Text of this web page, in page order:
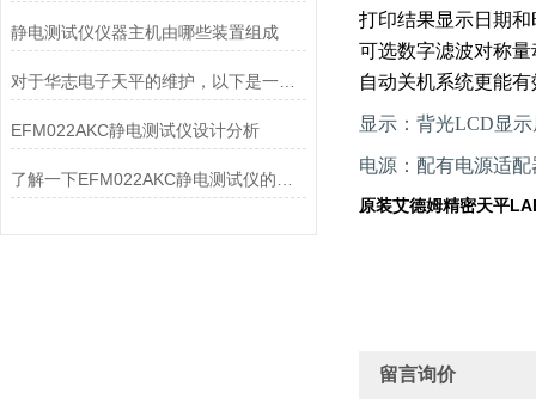
静电测试仪仪器主机由哪些装置组成
对于华志电子天平的维护，以下是一些建议和注意事项
EFM022AKC静电测试仪设计分析
打印结果显示日期
可选数字滤波对称
自动关机系统更能
显示：背光LCD显
电源：配有电源适配
原装艾德姆精密天平
留言询价